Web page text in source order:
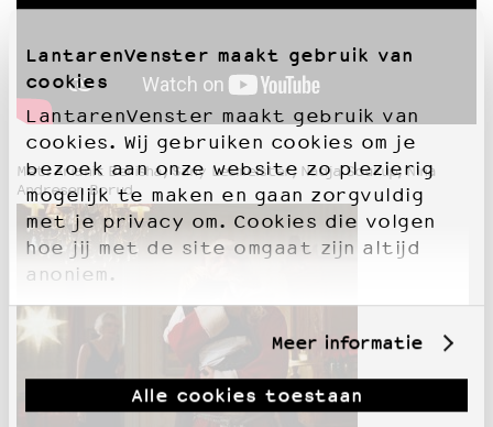
LantarenVenster maakt gebruik van
cookies
LantarenVenster maakt gebruik van
cookies. Wij gebruiken cookies om je
bezoek aan onze website zo plezierig
mogelijk te maken en gaan zorgvuldig
met je privacy om. Cookies die volgen
hoe jij met de site omgaat zijn altijd
anoniem.
Meer informatie
Alle cookies toestaan
Met: Arianit Berisha, Sany Lesmeister, Nadja Soukup, Nina
Andresen Borud